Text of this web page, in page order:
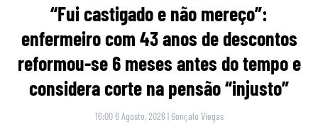
“Fui castigado e não mereço”:
enfermeiro com 43 anos de descontos
reformou-se 6 meses antes do tempo e
considera corte na pensão “injusto”
16:00 6 Agosto, 2026 | Gonçalo Viegas